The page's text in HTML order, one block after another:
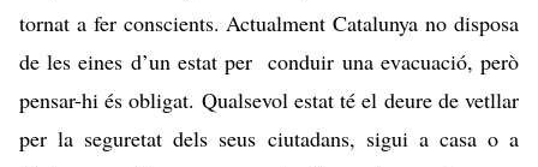
tornat a fer conscients. Actualment Catalunya no disposa
de les eines d’un estat per conduir una evacuació, però
pensar-hi és obligat. Qualsevol estat té el deure de vetllar
per la seguretat dels seus ciutadans, sigui a casa o a